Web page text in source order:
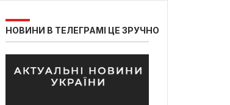
НОВИНИ В ТЕЛЕГРАМІ ЦЕ ЗРУЧНО